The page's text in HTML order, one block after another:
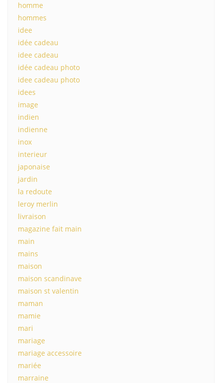
homme
hommes
idee
idée cadeau
idee cadeau
idée cadeau photo
idee cadeau photo
idees
image
indien
indienne
inox
interieur
japonaise
jardin
la redoute
leroy merlin
livraison
magazine fait main
main
mains
maison
maison scandinave
maison st valentin
maman
mamie
mari
mariage
mariage accessoire
mariée
marraine